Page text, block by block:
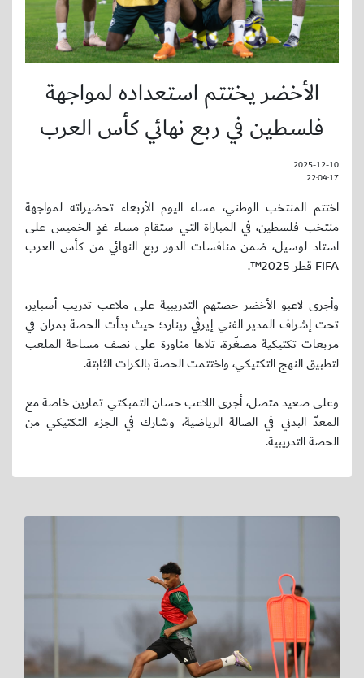
الأخضر يختتم استعداده لمواجهة
فلسطين في ربع نهائي كأس العرب
2025-12-10
22:04:17
اختتم المنتخب الوطني، مساء اليوم الأربعاء تحضيراته لمواجهة
منتخب فلسطين، في المباراة التي ستقام مساء غدٍ الخميس على
استاد لوسيل، ضمن منافسات الدور ربع النهائي من كأس العرب
FIFA قطر 2025™.
وأجرى لاعبو الأخضر حصتهم التدريبية على ملاعب تدريب أسباير،
تحت إشراف المدير الفني إيرڤي رينارد؛ حيث بدأت الحصة بمران في
مربعات تكتيكية مصغّرة، تلاها مناورة على نصف مساحة الملعب
لتطبيق النهج التكتيكي، واختتمت الحصة بالكرات الثابتة.
وعلى صعيد متصل، أجرى اللاعب حسان التمبكتي تمارين خاصة مع
المعدّ البدني في الصالة الرياضية، وشارك في الجزء التكتيكي من
الحصة التدريبية.